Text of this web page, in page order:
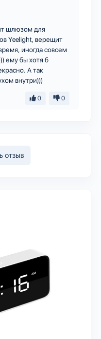
шлюзом для
Yeelight, верещит
иногда совсем
ему бы хотя б
А так
внутри)))
0 0
отзыв